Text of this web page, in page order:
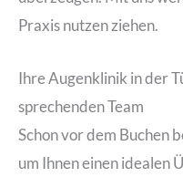
Praxis nutzen ziehen.
Ihre Augenklinik in der
sprechenden Team
Schon vor dem Buchen
um Ihnen einen idealen